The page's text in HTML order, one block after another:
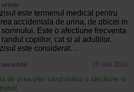
urinar
este termenul medical pentru
accidentala de urina, de obicei in
Este o afectiune frecventa
randul copiilor, cat si al adultilor.
este considerat…
28 iulie 2026
de prea plin: cand indica o afectiune si